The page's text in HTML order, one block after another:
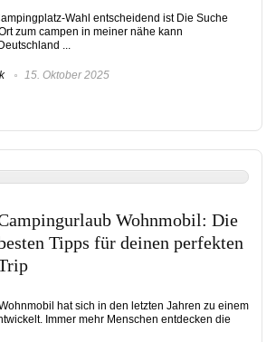
Wahl entscheidend ist Die Suche
zum campen in meiner nähe kann
...
15. Oktober 2025
Wohnmobil: Die
Tipps für deinen perfekten
hat sich in den letzten Jahren zu einem
Immer mehr Menschen entdecken die